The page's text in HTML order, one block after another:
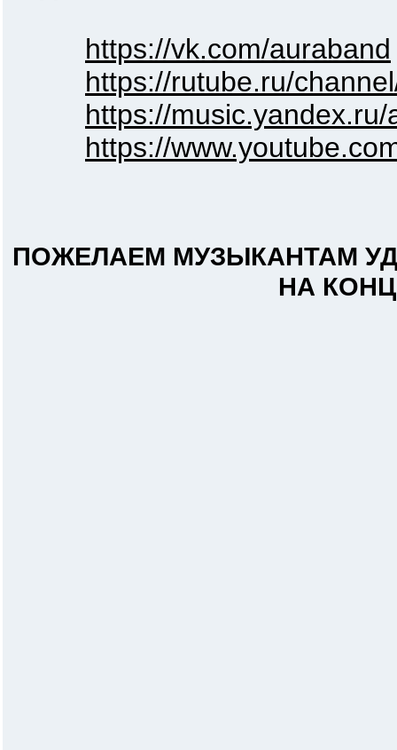
https://vk.com/auraband
https://rutube.ru/
https://
https://
ПОЖЕЛАЕМ МУЗЫКАНТАМ
НА